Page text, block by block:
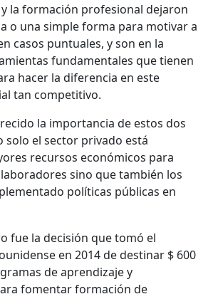
y la formación profesional dejaron
o una simple forma para motivar a
casos puntuales, y son en la
fundamentales que tienen
hacer la diferencia en este
tan competitivo.
la importancia de estos dos
solo el sector privado está
recursos económicos para
sino que también los
políticas públicas en
fue la decisión que tomó el
en 2014 de destinar $ 600
de aprendizaje y
fomentar formación de